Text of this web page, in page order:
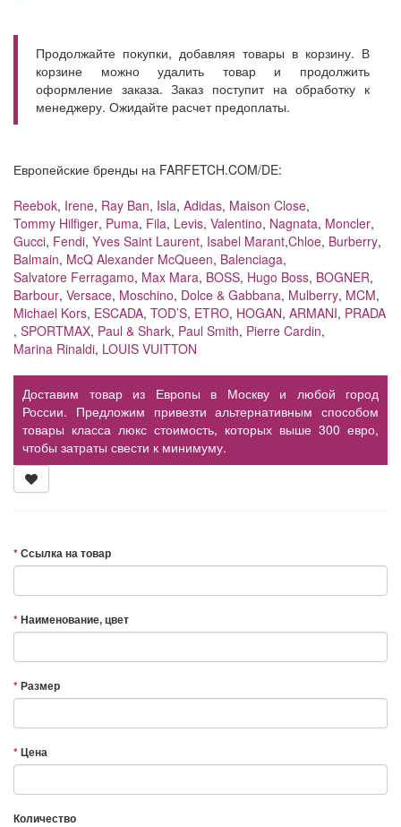
Продолжайте покупки, добавляя товары в корзину. В
корзине можно удалить товар и продолжить
оформление заказа. Заказ поступит на обработку к
менеджеру. Ожидайте расчет предоплаты.
Европейские бренды на FARFETCH.COM/DE:
Reebok, Irene, Ray Ban, Isla, Adidas, Maison Close,
Tommy Hilfiger, Puma, Fila, Levis, Valentino, Nagnata, Moncler,
Gucci, Fendi, Yves Saint Laurent, Isabel Marant,Chloe, Burberry,
Balmain, McQ Alexander McQueen, Balenciaga,
Salvatore Ferragamo, Max Mara, BOSS, Hugo Boss, BOGNER,
Barbour, Versace, Moschino, Dolce & Gabbana, Mulberry, MCM,
Michael Kors, ESCADA, TOD’S, ETRO, HOGAN, ARMANI, PRADA
, SPORTMAX, Paul & Shark, Paul Smith, Pierre Cardin,
Marina Rinaldi, LOUIS VUITTON
Доставим товар из Европы в Москву и любой город
России. Предложим привезти альтернативным способом
товары класса люкс стоимость, которых выше 300 евро,
чтобы затраты свести к минимуму.
Ссылка на товар
Наименование, цвет
Размер
Цена
Количество